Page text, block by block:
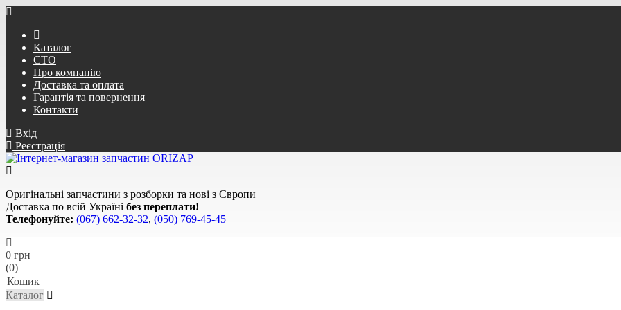
Каталог
СТО
Про компанію
Доставка та оплата
Гарантія та повернення
Контакти
Вхід
Реєстрація
Оригінальні запчастини з розборки та нові з Європи
Доставка по всій Україні без переплати!
Телефонуйте: (067) 662-32-32, (050) 769-45-45
0 грн
(0)
Кошик
Каталог